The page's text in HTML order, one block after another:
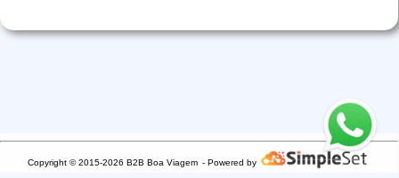
Copyright © 2015-2026 B2B Boa Viagem - Powered by